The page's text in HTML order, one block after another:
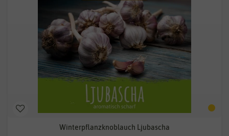
Winterpflanzknoblauch Ljubascha